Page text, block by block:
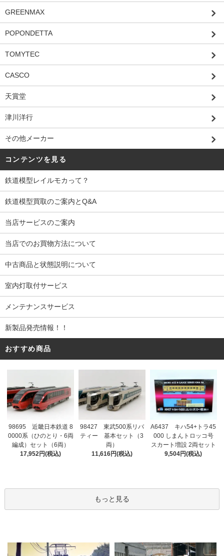
GREENMAX
POPONDETTA
TOMYTEC
CASCO
天賞堂
津川洋行
その他メーカー
コンテンツを見る
鉄道模型レイルモカって？
鉄道模型買取のご案内とQ&A
当店サービスのご案内
当店でのお買物方法について
中古商品と状態説明について
室内灯取付サービス
メンテナンスサービス
新製品発売情報！！
おすすめ商品
98695 近畿日本鉄道 8
0000系（ひのとり・6両
編成）セット（6両）
17,952円(税込)
98427 東武500系リバ
ティー 基本セット（3
両）
11,616円(税込)
A6437 キハ54+トラ45
000 しまんトロッコ号
スカート増設 2両セット
9,504円(税込)
もっと見る